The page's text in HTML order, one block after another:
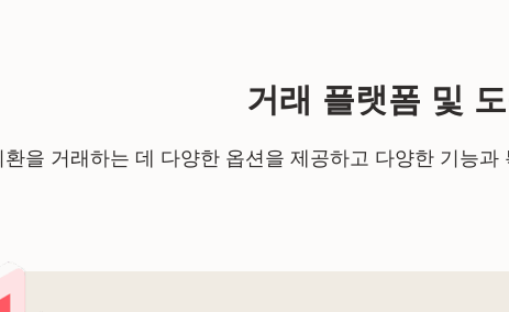
거래 플랫폼 및
을 거래하는 데 다양한 옵션을 제공하고 다양한 기능과